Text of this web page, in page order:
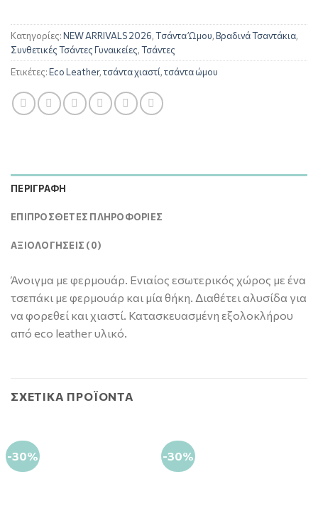
Κατηγορίες:NEW ARRIVALS 2026,Tσάντα Ώμου,Βραδινά Τσαντάκια,
Συνθετικές Τσάντες Γυναικείες,Τσάντες
Ετικέτες:Eco Leather,τσάντα χιαστί,τσάντα ώμου
ΠΕΡΙΓΡΑΦΉ
ΕΠΙΠΡΌΣΘΕΤΕΣ ΠΛΗΡΟΦΟΡΊΕΣ
ΑΞΙΟΛΟΓΉΣΕΙΣ (0)
Άνοιγμα με φερμουάρ. Ενιαίος εσωτερικός χώρος με ένα
τσεπάκι με φερμουάρ και μία θήκη. Διαθέτει αλυσίδα για
να φορεθεί και χιαστί. Κατασκευασμένη εξολοκλήρου
από eco leather υλικό.
ΣΧΕΤΙΚΆ ΠΡΟΪΌΝΤΑ
-30% -30%